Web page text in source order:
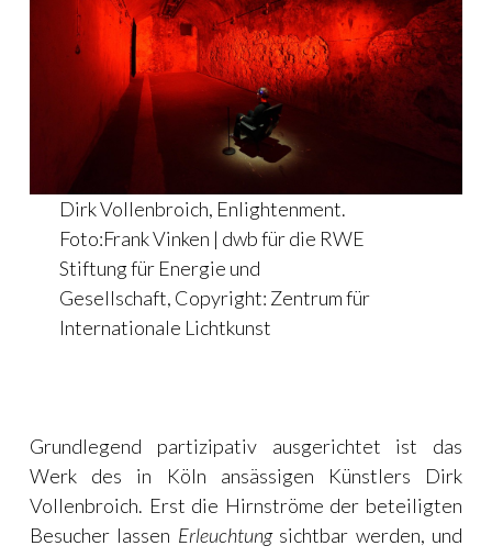
Dirk Vollenbroich, Enlightenment.
Foto:Frank Vinken | dwb für die RWE
Stiftung für Energie und
Gesellschaft, Copyright: Zentrum für
Internationale Lichtkunst
Grundlegend partizipativ ausgerichtet ist das
Werk des in Köln ansässigen Künstlers Dirk
Vollenbroich. Erst die Hirnströme der beteiligten
Besucher lassen Erleuchtungsichtbar werden, und